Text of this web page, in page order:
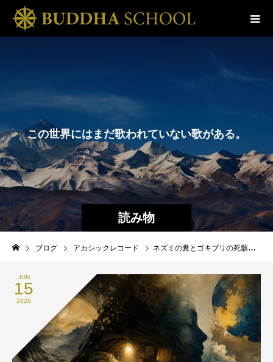
読み物
こ の 世界 に は ま だ歌 わ れ て な 歌 があ る
その歌はき っと歌わ
ブログ アカシックレコード ネズミの糞とゴキブリの死骸にまみれて、覚醒について考えた話【ブッダスクール通信vol.95】
JUN
15
2026